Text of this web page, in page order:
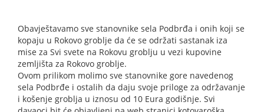
Obavještavamo sve stanovnike sela Podbrđa i onih koji se
kopaju u Rokovo groblje da će se održati sastanak iza
mise za Svi svete na Rokovu groblju u vezi kupovine
zemljišta za Rokovo groblje.
Ovom prilikom molimo sve stanovnike gore navedenog
sela Podbrđe i ostalih da daju svoje priloge za održavanje
i košenje groblja u iznosu od 10 Eura godišnje. Svi